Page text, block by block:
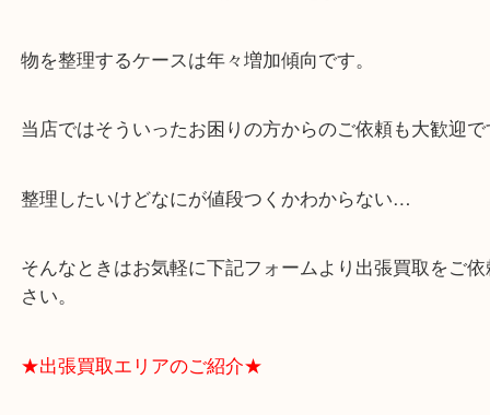
・お買取後のアンケートやDMなども一切なし！
・ドン・キホーテと提携しており、駐車場無料サー
電など、業界最多の買取可能品目！
買取大吉のMEGAドン・キホーテ弁天町店に来てよ